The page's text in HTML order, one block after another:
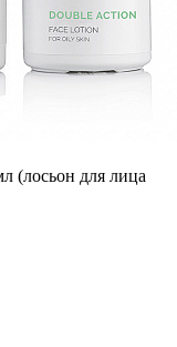
(лосьон для лица